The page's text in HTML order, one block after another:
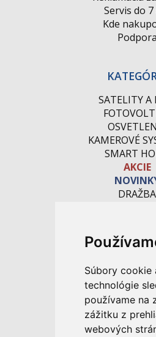
Súbory cookie
technológie
používame na
zážitku z
webových
Servis do
Kde
Podpora
SATELITY A
KAMEROVÉ
SMART
AKCIE
DRAŽBA
M. Rázusa
955 01
Slovenská
E-mail:
Tel: +421 38